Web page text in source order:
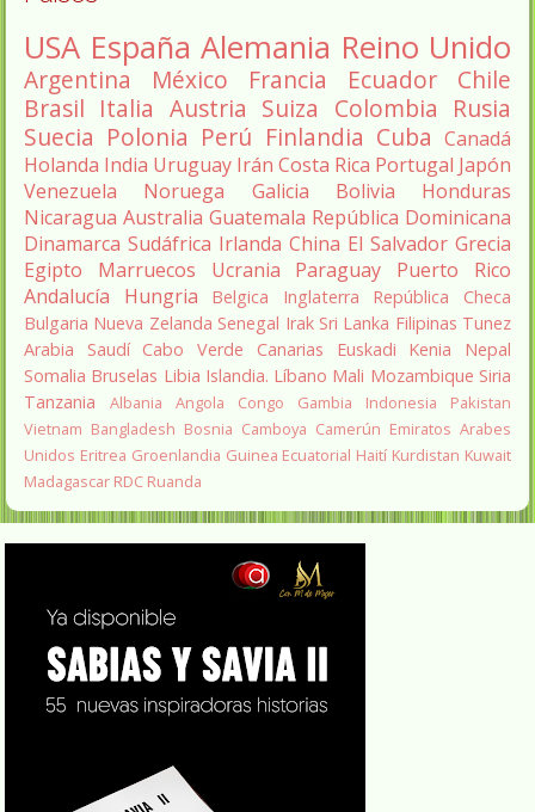
USA España Alemania Reino Unido
Argentina México Francia Ecuador
Chile
Brasil Italia Austria Suiza Colombia Rusia
Suecia Polonia Perú Finlandia Cuba Canadá
Holanda India Uruguay Irán Costa Rica Portugal Japón
Venezuela
Noruega Galicia Bolivia
Honduras
Nicaragua Australia Guatemala República Dominicana
Dinamarca Sudáfrica Irlanda China El Salvador Grecia
Egipto
Marruecos Ucrania Paraguay
Puerto Rico
Andalucía
Hungria Belgica Inglaterra
República Checa
Bulgaria Nueva Zelanda Senegal Irak Sri Lanka Filipinas Tunez
Arabia Saudí Cabo Verde Canarias Euskadi Kenia
Nepal
Somalia Bruselas Libia Islandia. Líbano Mali Mozambique Siria
Tanzania
Albania Angola Congo Gambia Indonesia
Pakistan
Vietnam Bangladesh Bosnia Camboya Camerún Emiratos Arabes
Unidos Eritrea Groenlandia Guinea Ecuatorial Haití Kurdistan Kuwait
Madagascar RDC Ruanda